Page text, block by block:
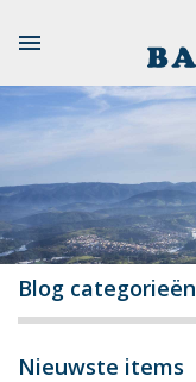

Blog categorieën
Nieuwste items